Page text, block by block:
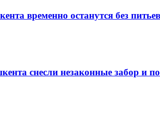
временно останутся без
снесли незаконные забор и